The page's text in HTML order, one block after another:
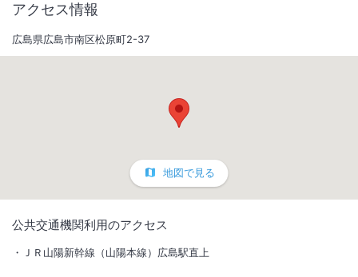
アクセス情報
広島県広島市南区松原町2-37
地図で見る
公共交通機関利用のアクセス
ＪＲ山陽新幹線（山陽本線）広島駅直上